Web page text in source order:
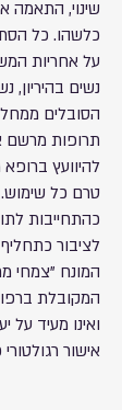
שינוי, התאמה
כלשהו. כל
על אחריות
נשים בהיריון,
הסובלים
תרופות מרשם
להיוועץ
טרם כל
כהתחייבות
לציבור כתחליף
המונח "צמחי
המקובלת
ואינו מעיד על
אישור